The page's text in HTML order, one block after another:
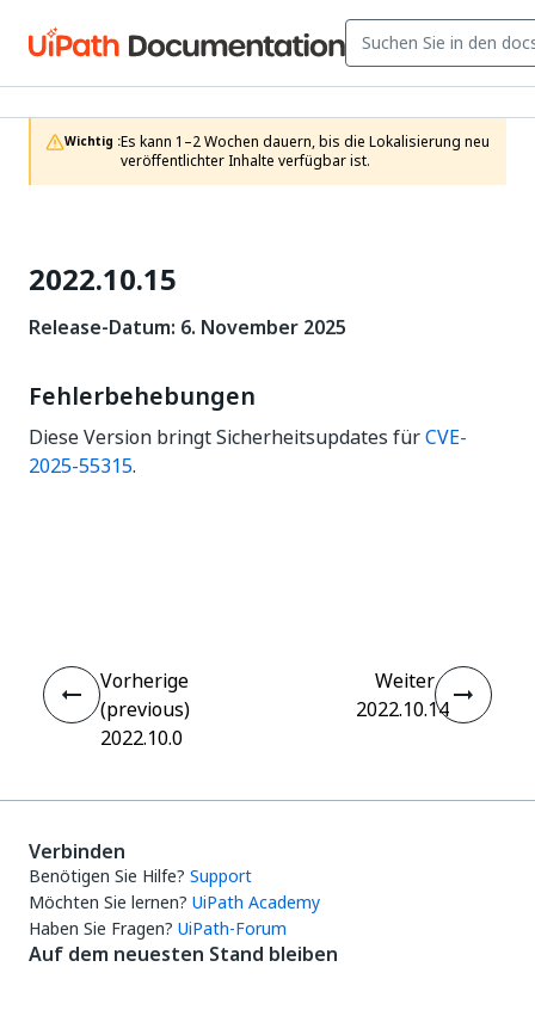
Wichtig :Es kann 1–2 Wochen dauern, bis die Lokalisierung neu
veröffentlichter Inhalte verfügbar ist.
2022.10.15
Release-Datum: 6. November 2025
Fehlerbehebungen
Diese Version bringt Sicherheitsupdates fürCVE-
2025-55315.
Vorherige
(previous)
2022.10.0
Weiter
2022.10.14
Verbinden
Benötigen Sie Hilfe? Support
Möchten Sie lernen? UiPath Academy
Haben Sie Fragen? UiPath-Forum
Auf dem neuesten Stand bleiben